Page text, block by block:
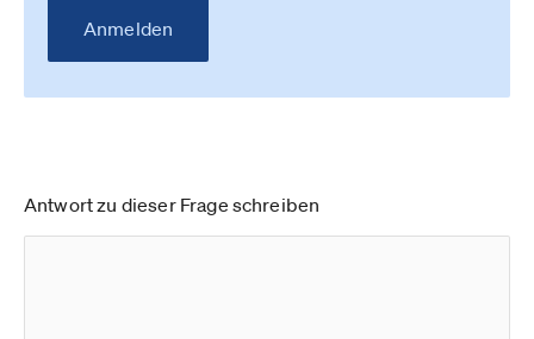
Anmelden
Antwort zu dieser Frage schreiben